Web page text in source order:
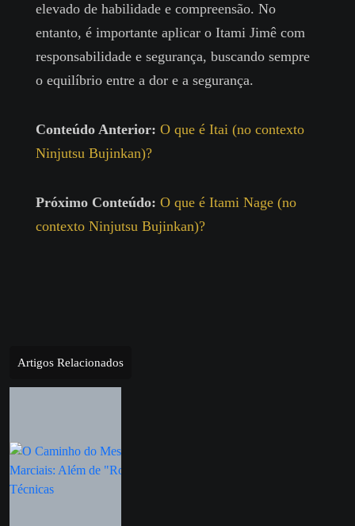
elevado de habilidade e compreensão. No
entanto, é importante aplicar o Itami Jimê com
responsabilidade e segurança, buscando sempre
o equilíbrio entre a dor e a segurança.
Conteúdo Anterior: O que é Itai (no contexto
Ninjutsu Bujinkan)?
Próximo Conteúdo: O que é Itami Nage (no
contexto Ninjutsu Bujinkan)?
Artigos Relacionados